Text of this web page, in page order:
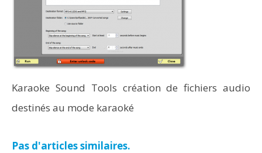
Karaoke Sound Tools création de fichiers audio
destinés au mode karaoké
Pas d'articles similaires.